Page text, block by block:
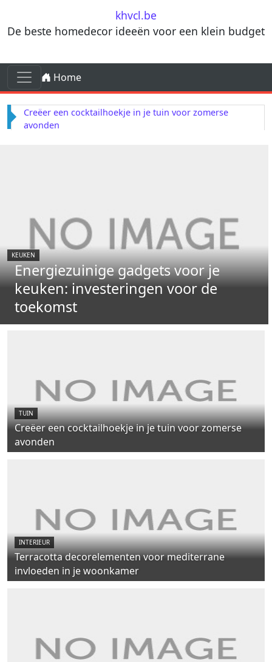
khvcl.be
De beste homedecor ideeën voor een klein budget
Skip to content
Main Navigation
Home
Creëer een cocktailhoekje in je tuin voor zomerse
avonden
KEUKEN
Energiezuinige gadgets voor je
keuken: investeringen voor de
toekomst
TUIN
Creëer een cocktailhoekje in je tuin voor zomerse
avonden
INTERIEUR
Terracotta decorelementen voor mediterrane
invloeden in je woonkamer